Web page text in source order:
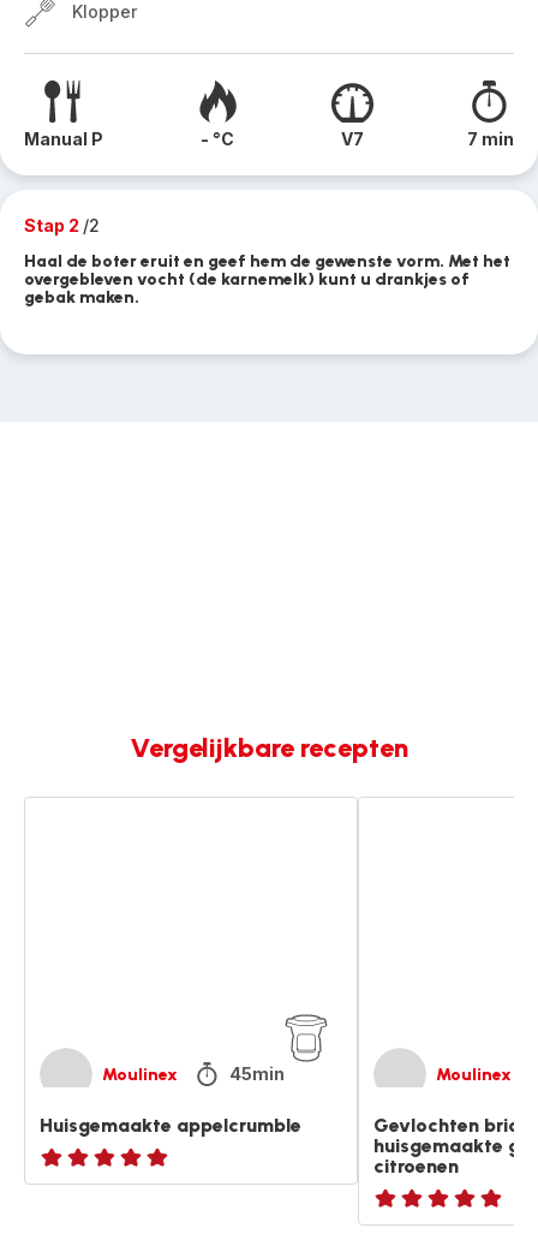
Klopper
Manual P - °C V7 7 min
Stap 2 /2
Haal de boter eruit en geef hem de gewenste vorm. Met het
overgebleven vocht (de karnemelk) kunt u drankjes of
gebak maken.
Vergelijkbare recepten
Moulinex 45min
Huisgemaakte appelcrumble
Beoordeling
Moulinex
Gevlochten
huisgemaakte
citroenen
ratings.NaN